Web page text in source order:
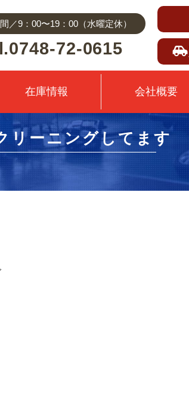
／9：00〜19：00（水曜定休）
72-0615
在庫情報 会社概要
リーニングしてます